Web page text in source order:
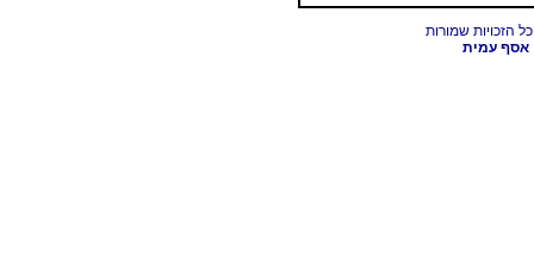
אסף עמית